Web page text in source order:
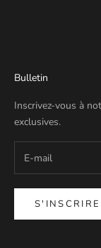
Bulletin
Inscrivez-vous à
exclusives.
S'INSCRIRE